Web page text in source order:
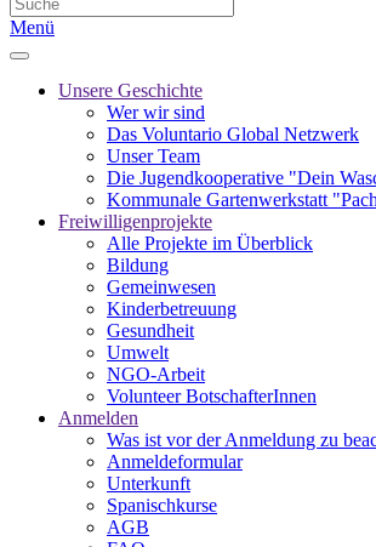
Menü
Unsere Geschichte
Wer wir sind
Das Voluntario Global Netzwerk
Unser Team
Die Jugendkooperative "Dein
Kommunale Gartenwerkstatt
Freiwilligenprojekte
Alle Projekte im Überblick
Bildung
Gemeinwesen
Kinderbetreuung
Gesundheit
Umwelt
NGO-Arbeit
Volunteer BotschafterInnen
Anmelden
Was ist vor der Anmeldung zu
Anmeldeformular
Unterkunft
Spanischkurse
AGB